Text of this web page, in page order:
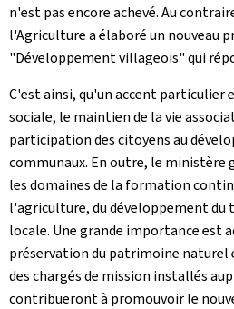
n'est pas encore achevé. Au
l'Agriculture a élaboré un nouveau
"Développement villageois" qui
C'est ainsi, qu'un accent particulier
sociale, le maintien de la vie
participation des citoyens au
communaux. En outre, le ministère
les domaines de la formation
l'agriculture, du développement du
locale. Une grande importance est
préservation du patrimoine
des chargés de mission installés
contribueront à promouvoir le